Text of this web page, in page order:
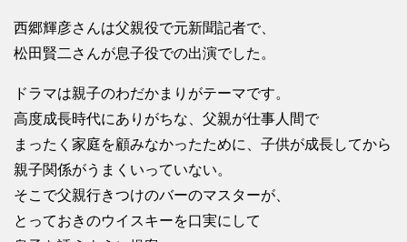
西郷輝彦さんは父親役で元新聞記者で、
松田賢二さんが息子役での出演でした。
ドラマは親子のわだかまりがテーマです。
高度成長時代にありがちな、父親が仕事人間で
まったく家庭を顧みなかったために、子供が成長してから
親子関係がうまくいっていない。
そこで父親行きつけのバーのマスターが、
とっておきのウイスキーを口実にして